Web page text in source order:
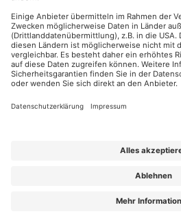
A FORUM MEDIA GROUP COMPANY